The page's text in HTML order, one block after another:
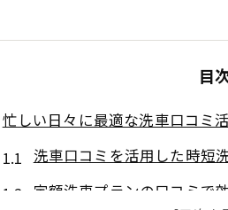
目
忙しい日々に最適な洗車口コミ
洗車口コミを活用した時短
定額洗車プランの口コミで